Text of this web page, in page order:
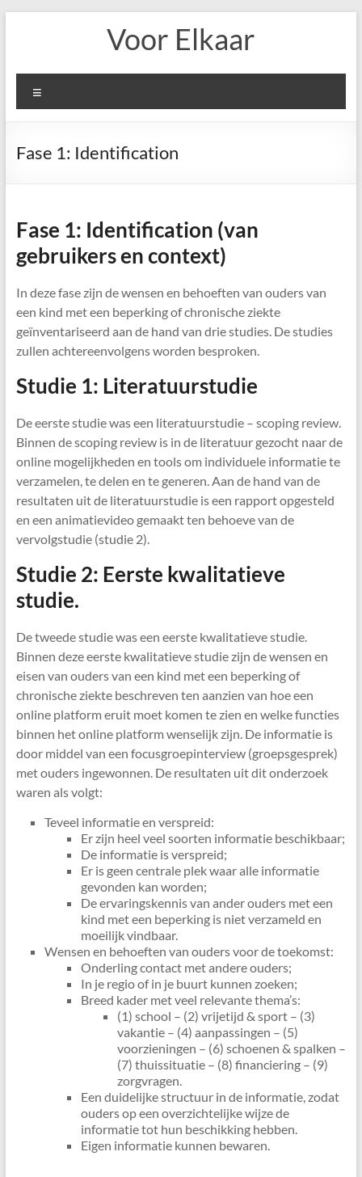
Voor Elkaar
Fase 1: Identification
Fase 1: Identification (van
gebruikers en context)
In deze fase zijn de wensen en behoeften van ouders van
een kind met een beperking of chronische ziekte
geïnventariseerd aan de hand van drie studies. De studies
zullen achtereenvolgens worden besproken.
Studie 1: Literatuurstudie
De eerste studie was een literatuurstudie – scoping review.
Binnen de scoping review is in de literatuur gezocht naar de
online mogelijkheden en tools om individuele informatie te
verzamelen, te delen en te generen. Aan de hand van de
resultaten uit de literatuurstudie is een rapport opgesteld
en een animatievideo gemaakt ten behoeve van de
vervolgstudie (studie 2).
Studie 2: Eerste kwalitatieve
studie.
De tweede studie was een eerste kwalitatieve studie.
Binnen deze eerste kwalitatieve studie zijn de wensen en
eisen van ouders van een kind met een beperking of
chronische ziekte beschreven ten aanzien van hoe een
online platform eruit moet komen te zien en welke functies
binnen het online platform wenselijk zijn. De informatie is
door middel van een focusgroepinterview (groepsgesprek)
met ouders ingewonnen. De resultaten uit dit onderzoek
waren als volgt:
Teveel informatie en verspreid:
Er zijn heel veel soorten informatie beschikbaar;
De informatie is verspreid;
Er is geen centrale plek waar alle informatie
gevonden kan worden;
De ervaringskennis van ander ouders met een
kind met een beperking is niet verzameld en
moeilijk vindbaar.
Wensen en behoeften van ouders voor de toekomst:
Onderling contact met andere ouders;
In je regio of in je buurt kunnen zoeken;
Breed kader met veel relevante thema’s:
(1) school – (2) vrijetijd & sport – (3)
vakantie – (4) aanpassingen – (5)
voorzieningen – (6) schoenen & spalken –
(7) thuissituatie – (8) financiering – (9)
zorgvragen.
Een duidelijke structuur in de informatie, zodat
ouders op een overzichtelijke wijze de
informatie tot hun beschikking hebben.
Eigen informatie kunnen bewaren.